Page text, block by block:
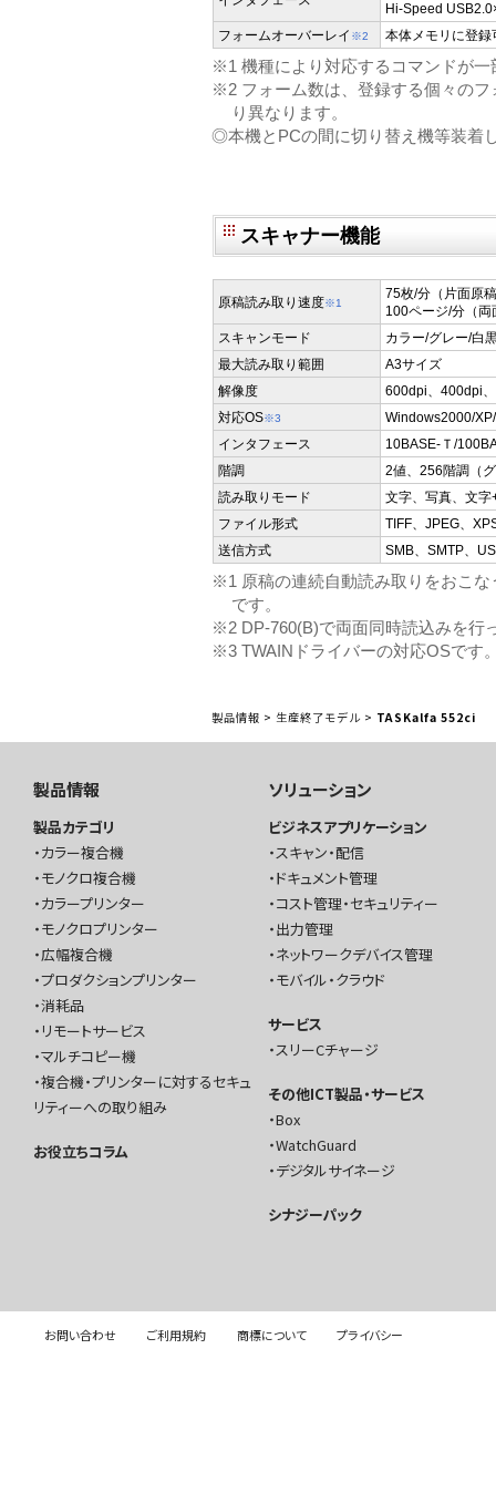
Hi-Speed
フォームオーバーレイ ※2 本体メモリに登録
※1 機種により対応するコマンドが一
※2 フォーム数は、登録する個々の
り異なります。
◎本機とPCの間に切り替え機等装着
スキャナー機能
原稿読み取り速度※1
75枚/分（片面原
100ページ/分（
スキャンモード
カラー/グレー/白
最大読み取り範囲
A3サイズ
解像度
600dpi、400dpi
対応OS※3
Windows2000/
インタフェース
10BASE-Ｔ/
階調
2値、256階調（
読み取りモード
文字、写真、文
ファイル形式
TIFF、JPEG、
送信方式
SMB、SMTP、
※1 原稿の連続自動読み取りをおこ
です。
※2 DP-760(B)で両面同時読込みを行
※3 TWAINドライバーの対応OSです
製品情報 > 生産終了モデル > TASKalfa 552ci
製品情報
製品カテゴリ
カラー複合機
モノクロ複合機
カラープリンター
モノクロプリンター
広幅複合機
プロダクションプリンター
消耗品
リモートサービス
マルチコピー機
複合機・プリンターに対するセキュ
リティーへの取り組み
お役立ちコラム
ソリューション
ビジネスアプリケーション
スキャン・配信
ドキュメント管理
コスト管理・セキュリティー
出力管理
ネットワークデバイス管理
モバイル・クラウド
サービス
スリーCチャージ
その他ICT製品・サービス
Box
WatchGuard
デジタルサイネージ
シナジーパック
お問い合わせ ご利用規約 商標について プライバシー